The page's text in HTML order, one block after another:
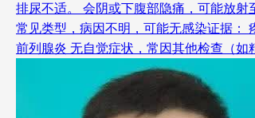
排尿不适。 会阴或下腹部隐痛，可能放
常见类型，病因不明，可能无感染证据：
前列腺炎 无自觉症状，常因其他检查（如